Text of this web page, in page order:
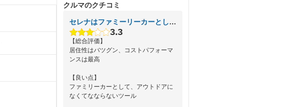
クルマのクチコミ
セレナはファミーリーカーとしてＮｏ．１
3.3
【総合評価】
居住性はバツグン、コストパフォーマ
ンスは最高
【良い点】
ファミリーカーとして、アウトドアに
なくてなならないツール